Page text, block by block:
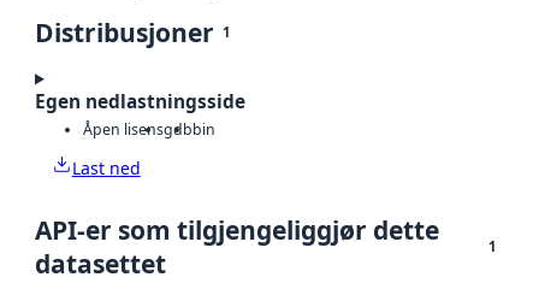
Distribusjoner 1
Egen nedlastningsside
Åpen lisensgdbbin
Last ned
API-er som tilgjengeliggjør dette
datasettet
1